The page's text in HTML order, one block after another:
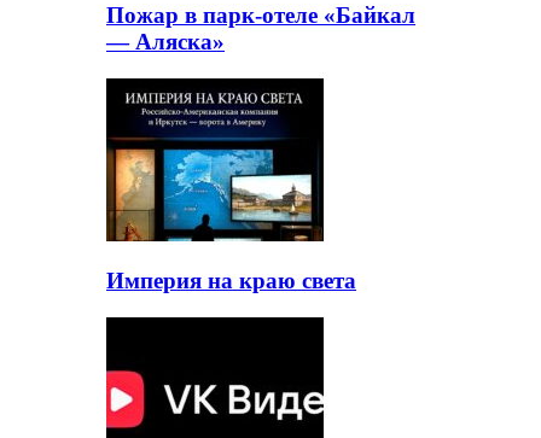
Пожар в парк-отеле «Байкал
— Аляска»
Империя на краю света